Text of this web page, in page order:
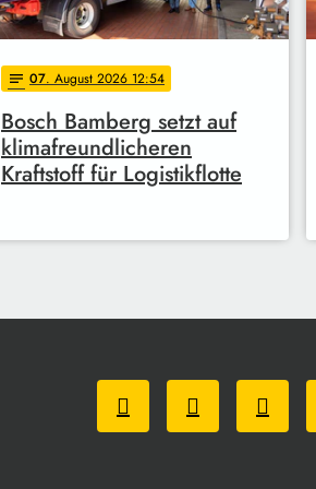
notes 07. August 2026 12:54
Bosch Bamberg setzt auf
klimafreundlicheren
Kraftstoff für Logistikflotte